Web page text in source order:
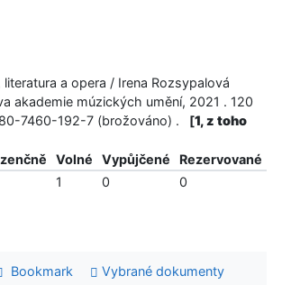
literatura a opera / Irena Rozsypalová
akademie múzických umění, 2021 . 120
7460-192-7 (brožováno) .
[1, z toho
Volné Vypůjčené
Rezervované
1 0 0
Bookmark Vybrané dokumenty